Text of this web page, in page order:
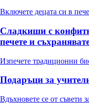
Включете децата си в
Сладкиши с
печете и
Изпечете традиционни
Подаръци за
Вдъхновете се от съвети